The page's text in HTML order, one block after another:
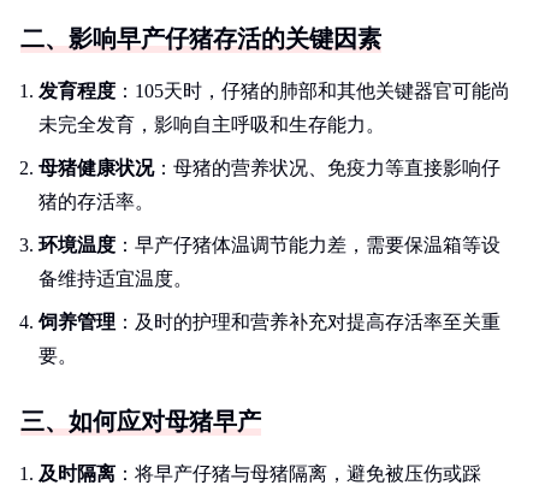
二、影响早产仔猪存活的关键因素
发育程度 ：105天时，仔猪的肺部和其他关键器官可能尚
未完全发育，影响自主呼吸和生存能力。
母猪健康状况：母猪的营养状况、免疫力等直接影响仔
猪的存活率。
环境温度 ：早产仔猪体温调节能力差，需要保温箱等设
备维持适宜温度。
饲养管理 ：及时的护理和营养补充对提高存活率至关重
要。
三、如何应对母猪早产
及时隔离 ：将早产仔猪与母猪隔离，避免被压伤或踩